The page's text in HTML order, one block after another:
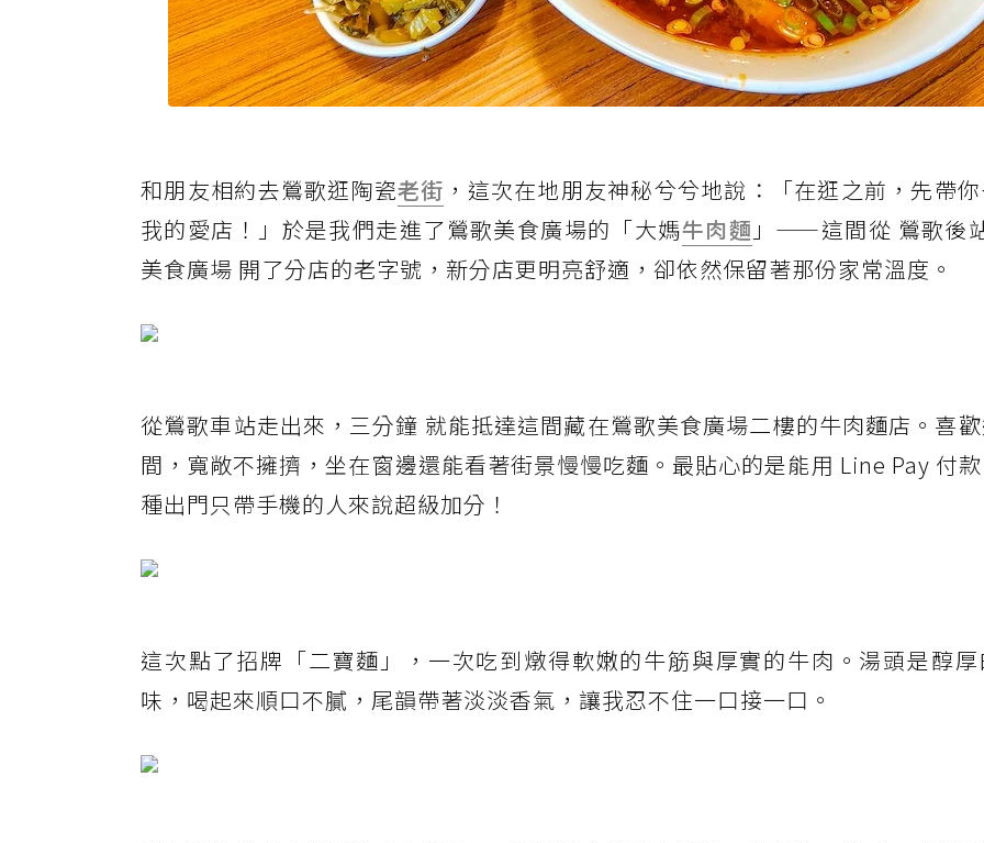
和朋友相約去鶯歌逛陶瓷老街 ，這次在地朋友神秘兮兮地說：「在逛之前，先帶
我的愛店！」於是我們走進了鶯歌美食廣場的「大媽牛肉麵 」——這間從 鶯歌後
美食廣場 開了分店的老字號，新分店更明亮舒適，卻依然保留著那份家常溫度。
從鶯歌車站走出來，三分鐘 就能抵達這間藏在鶯歌美食廣場二樓的牛肉麵店。喜
間，寬敞不擁擠，坐在窗邊還能看著街景慢慢吃麵。最貼心的是能用 Line Pay 付
種出門只帶手機的人來說超級加分！
這次點了招牌「二寶麵」，一次吃到燉得軟嫩的牛筋與厚實的牛肉。湯頭是醇
味，喝起來順口不膩，尾韻帶著淡淡香氣，讓我忍不住一口接一口。